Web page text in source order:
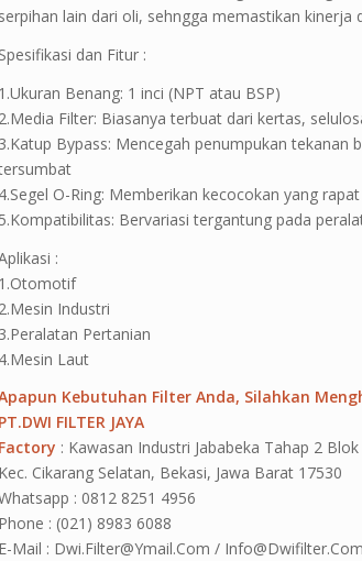
serpihan lain dari oli, sehngga memastikan
Spesifikasi dan Fitur :
1.Ukuran Benang: 1 inci (NPT atau BSP)
2.Media Filter: Biasanya terbuat dari kertas,
3.Katup Bypass: Mencegah penumpukan
4.Segel O-Ring: Memberikan kecocokan yang
5.Kompatibilitas: Bervariasi tergantung pada
:
1.Otomotif
2.Mesin Industri
3.Peralatan Pertanian
4.Mesin Laut
Kebutuhan Filter Anda, Silahkan
PT.DWI FILTER JAYA
Factory : Kawasan Industri Jababeka Tahap 2
Kec. Cikarang Selatan, Bekasi, Jawa Barat 17530
: 0812 8251 4956
Phone : (021) 8983 6088
E-Mail : Dwi.Filter@Ymail.Com / Info@Dwifilter.Com